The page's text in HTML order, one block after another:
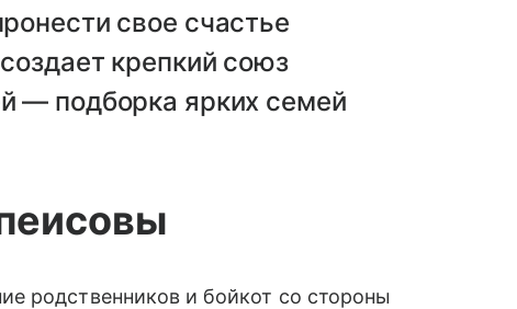
свое счастье
крепкий союз
— подборка ярких семей
родственников и бойкот со стороны